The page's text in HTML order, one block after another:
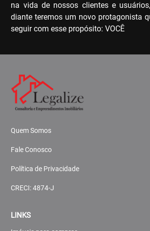
na vida de nossos clientes e
diante teremos um novo protagonista
seguir com esse propósito: VOCÊ
Quem Somos
Fale Conosco
Política de Privacidade
CRECI: 4874-J
LINKS